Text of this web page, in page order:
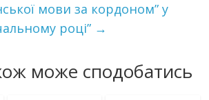
мови за кордоном” у
році” →
може сподобатись